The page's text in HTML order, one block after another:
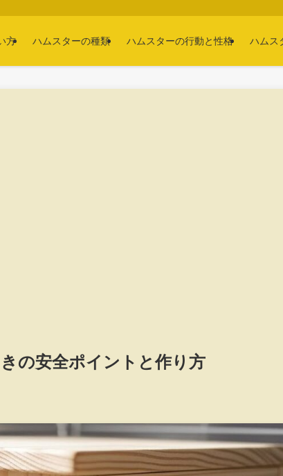
方 ハムスターの種類 ハムスターの行動と性格 ハムス
の安全ポイントと作り方